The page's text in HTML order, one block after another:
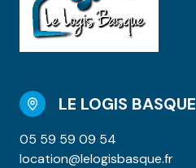
LE LOGIS BASQUE
05 59 59 09 54
location@lelogisbasque.fr